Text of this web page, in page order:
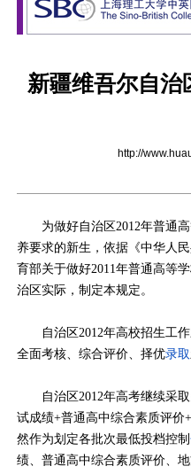
新疆维吾尔自治
http://
为做好自治区2012年普通高
养要求的新生，依据《中华人
育部关于做好2011年普通高等
治区实际，制定本规定。
自治区2012年高校招生工作
全面考核、综合评价、择优录取
自治区2012年高考继续采取
试成绩+普通高中综合素质评价
然作为划定各批次最低投档控制
绩、普通高中综合素质评价、